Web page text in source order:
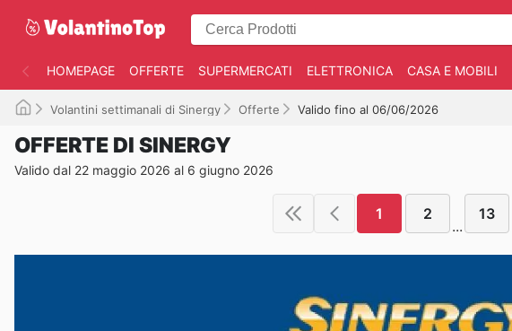
HOMEPAGE OFFERTE SUPERMERCATI ELETTRONICA CASA E MOBILI
Volantini settimanali di Sinergy Offerte Valido fino al 06/06/2026
OFFERTE DI SINERGY
Valido dal 22 maggio 2026 al 6 giugno 2026
1 2
...
13